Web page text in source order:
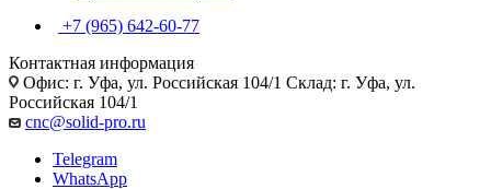
+7 (965) 642-60-77
Контактная информация
Офис: г. Уфа, ул. Российская 104/1 Склад: г. Уфа, ул.
Российская 104/1
cnc@solid-pro.ru
Telegram
WhatsApp